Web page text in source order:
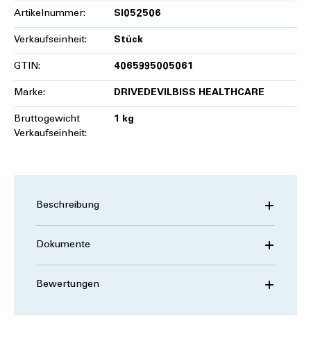
Artikelnummer: SI052506
Verkaufseinheit: Stück
GTIN: 4065995005061
Marke: DRIVEDEVILBISS HEALTHCARE
Bruttogewicht
Verkaufseinheit:
1 kg
Beschreibung
Dokumente
Bewertungen